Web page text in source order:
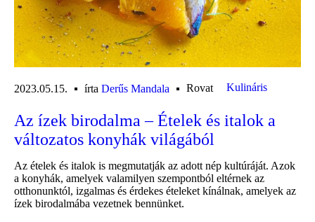
2023.05.15. írta Derűs Mandala Rovat Kulináris
Az ízek birodalma – Ételek és italok a
változatos konyhák világából
Az ételek és italok is megmutatják az adott nép kultúráját. Azok
a konyhák, amelyek valamilyen szempontból eltérnek az
otthonunktól, izgalmas és érdekes ételeket kínálnak, amelyek az
ízek birodalmába vezetnek bennünket.